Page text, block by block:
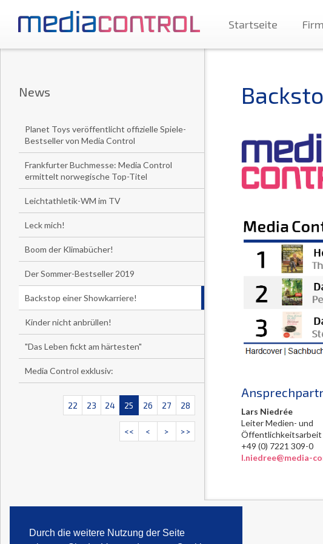
Durch die weitere Nutzung der Seite
Startseite
News
Planet Toys veröffentlicht offizielle Spiele-
Bestseller von Media Control
Frankfurter Buchmesse: Media Control
ermittelt norwegische Top-Titel
Leichtathletik-WM im TV
Leck mich!
Boom der Klimabücher!
Der Sommer-Bestseller 2019
Backstop einer Showkarriere!
Kinder nicht anbrüllen!
"Das Leben fickt am härtesten"
Media Control exklusiv:
22 23 24 25 26 27 28
<< < > >>
Lars Niedrée
Leiter Medien- und
Öffentlichkeitsarbeit
+49 (0) 7221
l.niedree@media-